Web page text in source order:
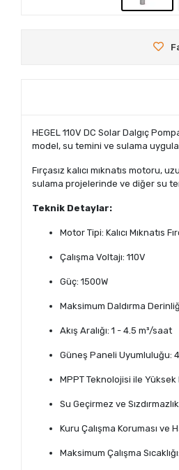
HEGEL 110V DC Solar Dalgıç
model, su temini ve sulama
Fırçasız kalıcı mıknatıs
sulama projelerinde ve diğer su
Teknik Detaylar:
Motor Tipi: Kalıcı Mıknatıs
Çalışma Voltajı: 110V
Güç: 1500W
Maksimum Daldırma
Akış Aralığı: 1 - 4.5 m³/saat
Güneş Paneli Uyumluluğu:
MPPT Teknolojisi ile
Su Geçirmez ve
Kuru Çalışma Koruması ve
Maksimum Çalışma